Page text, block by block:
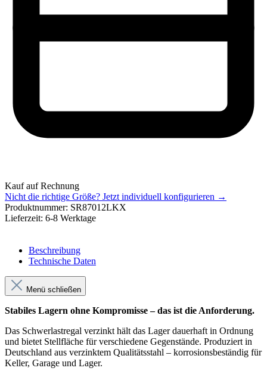
Kauf auf Rechnung
Nicht die richtige Größe? Jetzt individuell konfigurieren →
Produktnummer: SR87012LKX
Lieferzeit: 6-8 Werktage
Beschreibung
Technische Daten
Menü schließen
Stabiles Lagern ohne Kompromisse – das ist die Anforderung.
Das Schwerlastregal verzinkt hält das Lager dauerhaft in Ordnung
und bietet Stellfläche für verschiedene Gegenstände. Produziert in
Deutschland aus verzinktem Qualitätsstahl – korrosionsbeständig für
Keller, Garage und Lager.